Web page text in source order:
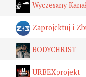
Wyczesany
Zaprojektuj i
BODYCHRIST
URBEXprojekt